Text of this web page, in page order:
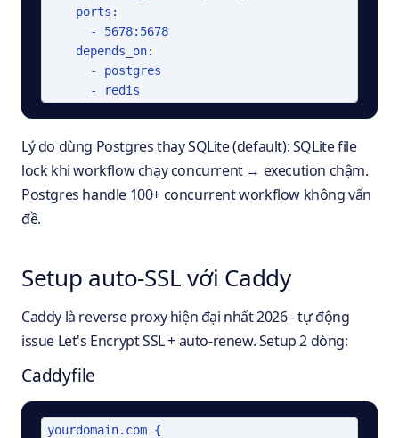
    ports:
      - 5678:5678
    depends_on:
      - postgres
      - redis
Lý do dùng Postgres thay SQLite (default): SQLite file
lock khi workflow chạy concurrent → execution chậm.
Postgres handle 100+ concurrent workflow không vấn
đề.
Setup auto-SSL với Caddy
Caddy là reverse proxy hiện đại nhất 2026 - tự động
issue Let's Encrypt SSL + auto-renew. Setup 2 dòng:
Caddyfile
yourdomain.com {